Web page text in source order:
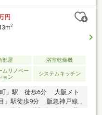
眺望良好♪■令和8年4月リ
LDK・約6.3帖の洋室■単
す♪■近隣、コンビニ・スー
見学してみたいだけと言う
さい。◎当社ではネットで
も同時に紹介・内覧可能で
103-968にお電話か見学
ください】
円
2
部屋 浴室乾燥機
ムリノベー
ョン
システムキッチン
町」駅 徒歩6分 大阪メト
」駅徒歩9分 阪急神戸線